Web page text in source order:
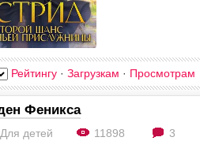
Рейтингу · Загрузкам · Просмотрам
Феникса
Для детей 11898 3